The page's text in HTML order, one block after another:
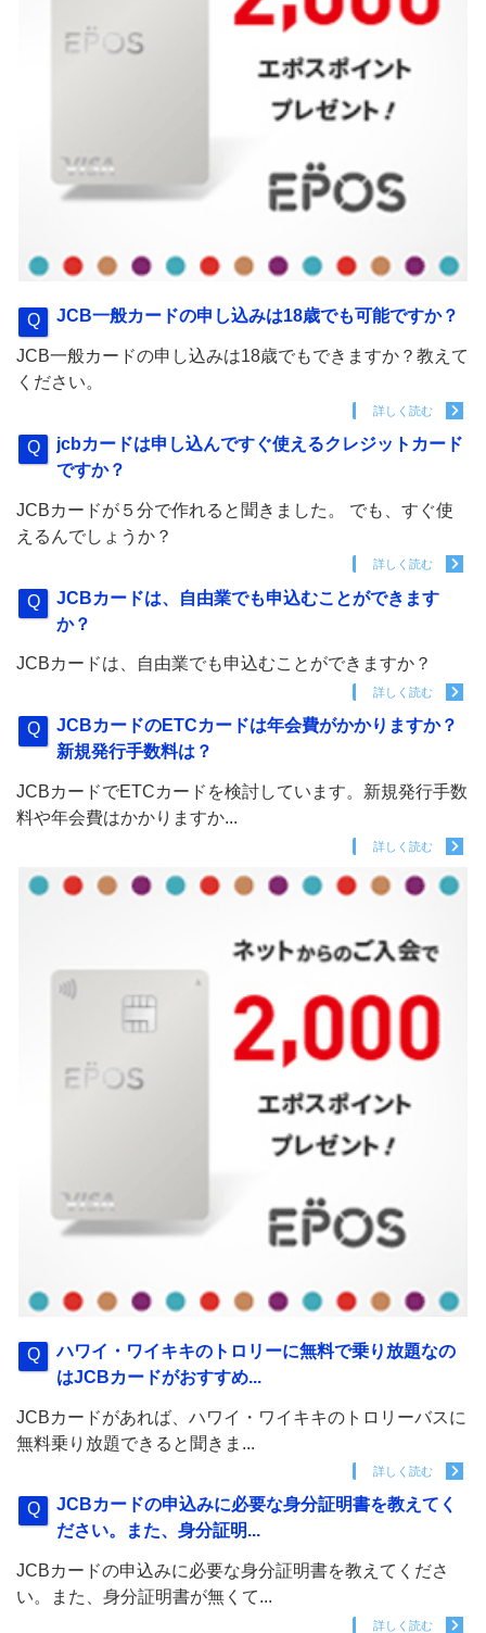
JCB一般カードの申し込みは18歳でも可能ですか？
JCB一般カードの申し込みは18歳でもできますか？教えて
ください。
詳しく読む
jcbカードは申し込んですぐ使えるクレジットカード
ですか？
JCBカードが５分で作れると聞きました。 でも、すぐ使
えるんでしょうか？
詳しく読む
JCBカードは、自由業でも申込むことができます
か？
JCBカードは、自由業でも申込むことができますか？
詳しく読む
JCBカードのETCカードは年会費がかかりますか？
新規発行手数料は？
JCBカードでETCカードを検討しています。新規発行手数
料や年会費はかかりますか...
詳しく読む
ハワイ・ワイキキのトロリーに無料で乗り放題なの
はJCBカードがおすすめ...
JCBカードがあれば、ハワイ・ワイキキのトロリーバスに
無料乗り放題できると聞きま...
詳しく読む
JCBカードの申込みに必要な身分証明書を教えてく
ださい。また、身分証明...
JCBカードの申込みに必要な身分証明書を教えてくださ
い。また、身分証明書が無くて...
詳しく読む